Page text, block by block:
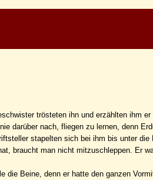
trösteten ihn und erzählten ihm er
darüber nach, fliegen zu lernen, denn
stapelten sich bei ihm bis unter die
braucht man nicht mitzuschleppen. Er
die Beine, denn er hatte den ganzen